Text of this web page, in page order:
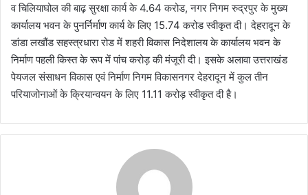
व चिलियाघोल की बाढ़ सुरक्षा कार्य के 4.64 करोड, नगर निगम रुद्रपुर के मुख्य
कार्यालय भवन के पुनर्निर्माण कार्य के लिए 15.74 करोड स्वीकृत दी। देहरादून के
डांडा लखौंड सहस्त्रधारा रोड में शहरी विकास निदेशालय के कार्यालय भवन के
निर्माण पहली किस्त के रूप में पांच करोड़ की मंजूरी दी। इसके अलावा उत्तराखंड
पेयजल संसाधन विकास एवं निर्माण निगम विकासनगर देहरादून में कुल तीन
परियाजोनाओं के क्रियान्वयन के लिए 11.11 करोड़ स्वीकृत दी है।